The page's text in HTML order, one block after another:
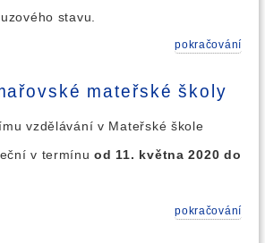
stavu.
pokračování
mateřské školy
vzdělávání v Mateřské škole
v termínuod 11. května 2020 do
pokračování